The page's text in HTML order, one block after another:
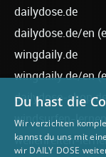
dailydose.de
dailydose.de/en
wingdaily.de
wingdaily.de/en
dailydose-shop.de
windsurfen-
wellenreiten-
Du hast die
Wir verzichten
kannst du uns mit
wir DAILY DOSE